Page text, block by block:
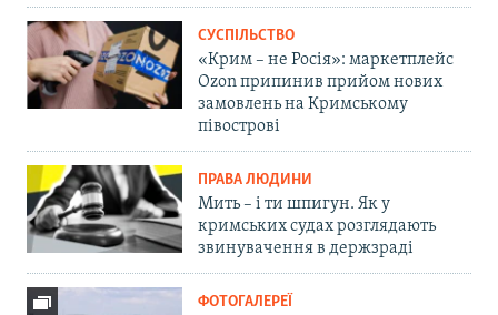
СУСПІЛЬСТВО
«Крим – не Росія»: маркетплейс
Ozon припинив прийом нових
замовлень на Кримському
півострові
ПРАВА ЛЮДИНИ
Мить – і ти шпигун. Як у
кримських судах розглядають
звинувачення в держзраді
ФОТОГАЛЕРЕЇ